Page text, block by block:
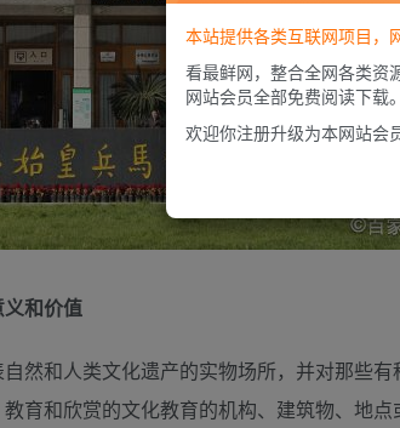
和价值
然和人类文化遗产的实物场所，并对那些
育和欣赏的文化教育的机构、建筑物、地
本站提供各类互联网项目，
看最鲜网，整合全网各类资
网站会员全部免费阅读下载。
欢迎你注册升级为本网站会